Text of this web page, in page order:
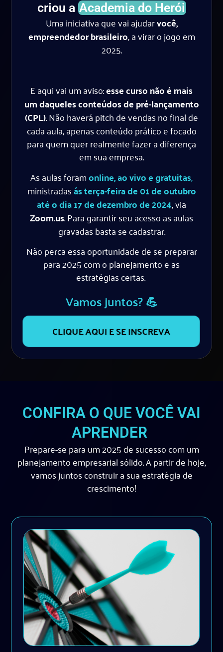
criou a Academia do Herói
Uma iniciativa que vai ajudarvocê,
empreendedor brasileiro, a virar o jogo em
2025.
E aqui vai um aviso:esse curso não é mais
um daqueles conteúdos de pré-lançamento
(CPL). Não haverá pitch de vendas no final de
cada aula, apenas conteúdo prático e focado
para quem quer realmente fazer a diferença
em sua empresa.
As aulas foramonline, ao vivo e gratuitas,
ministradasás terça-feira de 01 de outubro
até o dia 17 de dezembro de 2024, via
Zoom.us. Para garantir seu acesso as aulas
gravadas basta se cadastrar.
Não perca essa oportunidade de se preparar
para 2025 com o planejamento e as
estratégias certas.
Vamos juntos? 💪
CLIQUE AQUI E SE INSCREVA
CONFIRA O QUE VOCÊ VAI
APRENDER
Prepare-se para um 2025 de sucesso com um
planejamento empresarial sólido. A partir de hoje,
vamos juntos construir a sua estratégia de
crescimento!